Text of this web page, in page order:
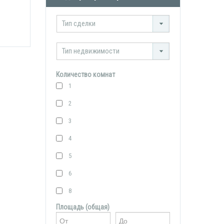
Тип сделки
Тип недвижимости
Количество комнат
1
2
3
4
5
6
8
Площадь (общая)